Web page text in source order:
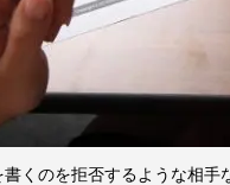
書くのを拒否するような相手